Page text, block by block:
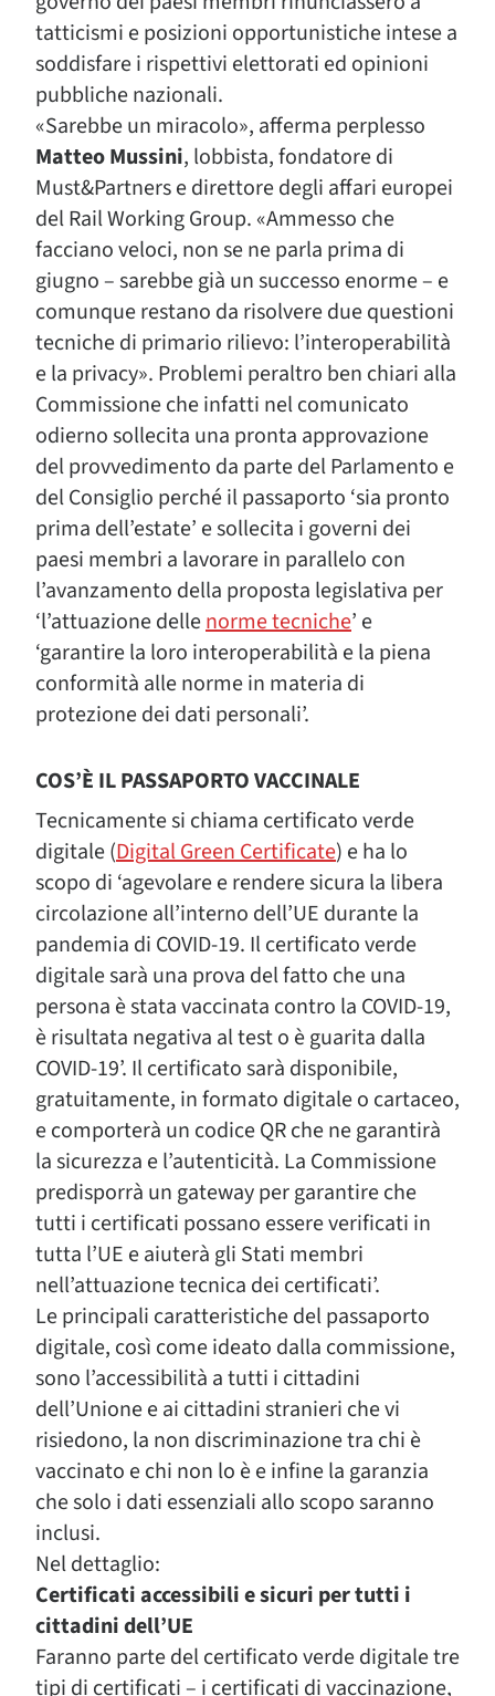
tatticismi e posizioni opportunistiche intese a
soddisfare i rispettivi elettorati ed opinioni
pubbliche nazionali.
«Sarebbe un miracolo», afferma perplesso
Matteo Mussini, lobbista, fondatore di
Must&Partners e direttore degli affari europei
del Rail Working Group. «Ammesso che
facciano veloci, non se ne parla prima di
giugno – sarebbe già un successo enorme – e
comunque restano da risolvere due questioni
tecniche di primario rilievo: l’interoperabilità
e la privacy». Problemi peraltro ben chiari alla
Commissione che infatti nel comunicato
odierno sollecita una pronta approvazione
del provvedimento da parte del Parlamento e
del Consiglio perché il passaporto ‘sia pronto
prima dell’estate’ e sollecita i governi dei
paesi membri a lavorare in parallelo con
l’avanzamento della proposta legislativa per
‘l’attuazione dellenorme tecniche’ e
‘garantire la loro interoperabilità e la piena
conformità alle norme in materia di
protezione dei dati personali’.
COS’È IL PASSAPORTO VACCINALE
Tecnicamente si chiama certificato verde
digitale (Digital Green Certificate) e ha lo
scopo di ‘agevolare e rendere sicura la libera
circolazione all’interno dell’UE durante la
pandemia di COVID-19. Il certificato verde
digitale sarà una prova del fatto che una
persona è stata vaccinata contro la COVID-19,
è risultata negativa al test o è guarita dalla
COVID-19’. Il certificato sarà disponibile,
gratuitamente, in formato digitale o cartaceo,
e comporterà un codice QR che ne garantirà
la sicurezza e l’autenticità. La Commissione
predisporrà un gateway per garantire che
tutti i certificati possano essere verificati in
tutta l’UE e aiuterà gli Stati membri
nell’attuazione tecnica dei certificati’.
Le principali caratteristiche del passaporto
digitale, così come ideato dalla commissione,
sono l’accessibilità a tutti i cittadini
dell’Unione e ai cittadini stranieri che vi
risiedono, la non discriminazione tra chi è
vaccinato e chi non lo è e infine la garanzia
che solo i dati essenziali allo scopo saranno
inclusi.
Nel dettaglio:
Certificati accessibili e sicuri per tutti i
cittadini dell’UE
Faranno parte del certificato verde digitale tre
tipi di certificati – i certificati di vaccinazione,